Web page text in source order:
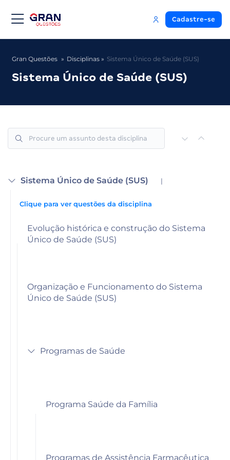
Cadastre-se
Gran Questões Disciplinas Sistema Único de Saúde (SUS)
Sistema Único de Saúde (SUS)
Sistema Único de Saúde (SUS) |
Clique para ver questões da disciplina
Evolução histórica e construção do Sistema
Único de Saúde (SUS)
Organização e Funcionamento do Sistema
Único de Saúde (SUS)
Programas de Saúde
Programa Saúde da Família
Programas de Assistência Farmacêutica